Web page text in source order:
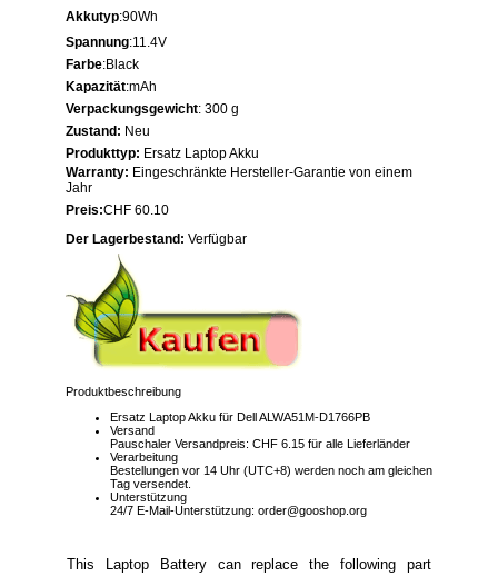
Akkutyp:90Wh
Spannung:11.4V
Farbe:Black
Kapazität:mAh
Verpackungsgewicht: 300 g
Zustand: Neu
Produkttyp: Ersatz Laptop Akku
Warranty: Eingeschränkte Hersteller-Garantie von einem
Jahr
Preis:CHF 60.10
Der Lagerbestand: Verfügbar
Produktbeschreibung
Ersatz Laptop Akku für Dell ALWA51M-D1766PB
Versand
Pauschaler Versandpreis: CHF 6.15 für alle Lieferländer
Verarbeitung
Bestellungen vor 14 Uhr (UTC+8) werden noch am gleichen
Tag versendet.
Unterstützung
24/7 E-Mail-Unterstützung: order@gooshop.org
This Laptop Battery can replace the following part